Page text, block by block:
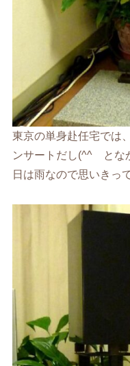
東京の単身赴任宅では
ンサートだし(^^ゞとな
日は雨なので思いきっ